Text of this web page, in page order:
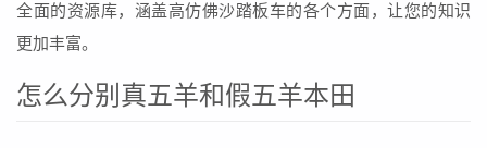
全面的资源库，涵盖高仿佛沙踏板车的各个方面，让您的知识
更加丰富。
怎么分别真五羊和假五羊本田